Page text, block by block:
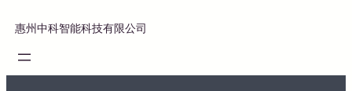
惠州中科智能科技有限公司